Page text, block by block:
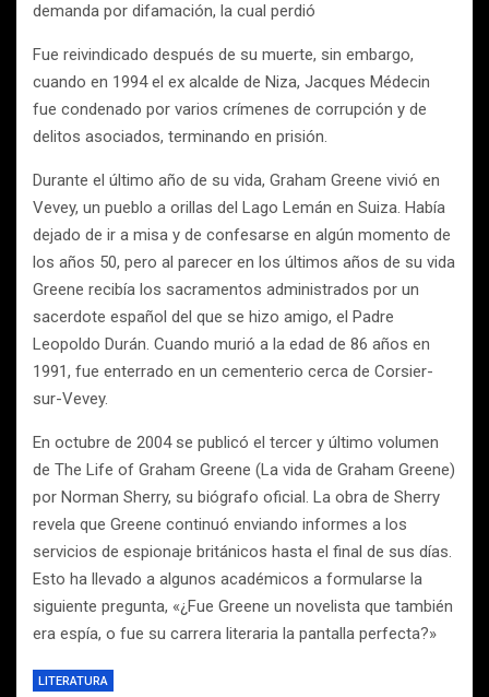
demanda por difamación, la cual perdió
Fue reivindicado después de su muerte, sin embargo,
cuando en 1994 el ex alcalde de Niza, Jacques Médecin
fue condenado por varios crímenes de corrupción y de
delitos asociados, terminando en prisión.
Durante el último año de su vida, Graham Greene vivió en
Vevey, un pueblo a orillas del Lago Lemán en Suiza. Había
dejado de ir a misa y de confesarse en algún momento de
los años 50, pero al parecer en los últimos años de su vida
Greene recibía los sacramentos administrados por un
sacerdote español del que se hizo amigo, el Padre
Leopoldo Durán. Cuando murió a la edad de 86 años en
1991, fue enterrado en un cementerio cerca de Corsier-
sur-Vevey.
En octubre de 2004 se publicó el tercer y último volumen
de The Life of Graham Greene (La vida de Graham Greene)
por Norman Sherry, su biógrafo oficial. La obra de Sherry
revela que Greene continuó enviando informes a los
servicios de espionaje británicos hasta el final de sus días.
Esto ha llevado a algunos académicos a formularse la
siguiente pregunta, «¿Fue Greene un novelista que también
era espía, o fue su carrera literaria la pantalla perfecta?»
LITERATURA